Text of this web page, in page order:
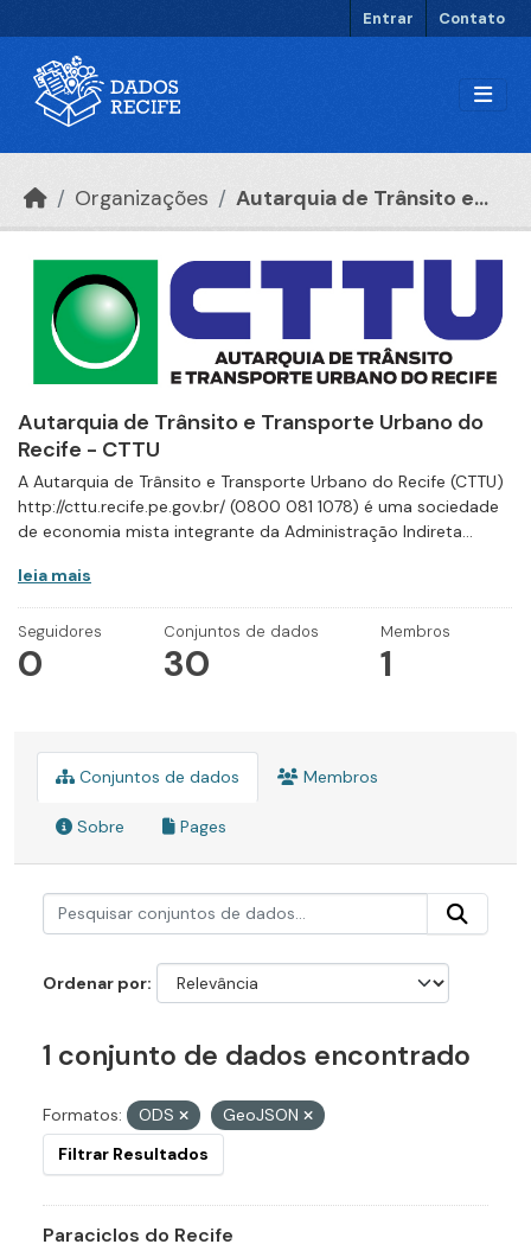
Entrar Contato
Organizações Autarquia de Trânsito e...
Autarquia de Trânsito e Transporte Urbano do
Recife - CTTU
A Autarquia de Trânsito e Transporte Urbano do Recife (CTTU)
http://cttu.recife.pe.gov.br/ (0800 081 1078) é uma sociedade
de economia mista integrante da Administração Indireta...
leia mais
Seguidores
0
Conjuntos de dados
30
Membros
1
Conjuntos de dados Membros
Sobre Pages
Ordenar por
1 conjunto de dados encontrado
Formatos: ODS
GeoJSON
Filtrar Resultados
Paraciclos do Recife